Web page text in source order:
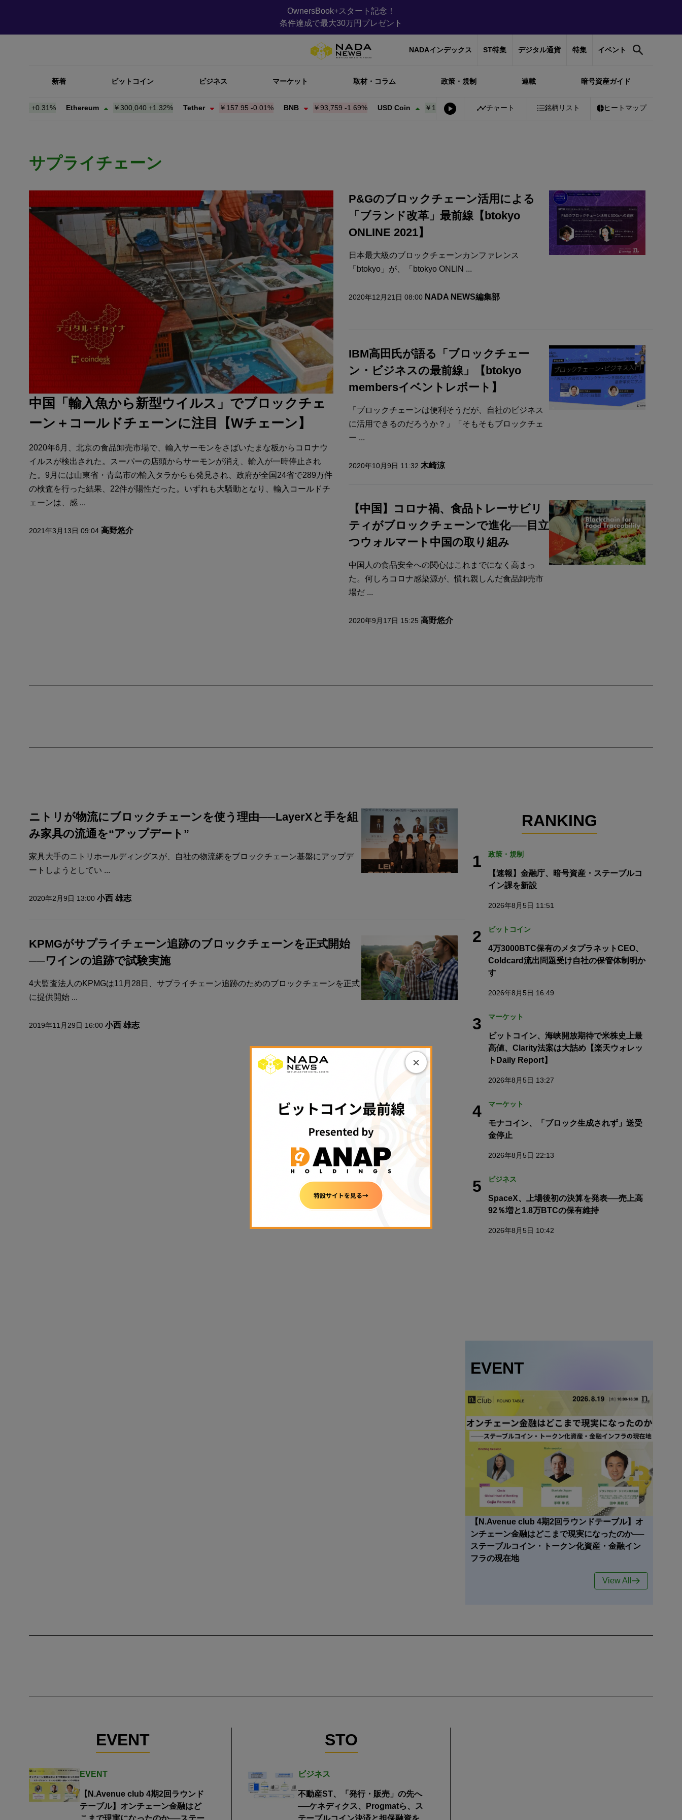
OwnersBook+スタート記念！
条件達成で最大30万円プレゼント
NADAインデックス ST特集 デジタル通貨 特集 イベント
新着 ビットコイン ビジネス マーケット 取材・コラム 政策・規制 連載 暗号資産ガイド
0.31% Ethereum ￥300,029+1.32% Tether ￥157.95-0.01% BNB ￥93,761-1.69% USD Coin ￥158.09 0.01% Bitcoin ￥10,201,250+0.31% Ethereum ￥300,029
チャート 銘柄リスト ヒートマップ
サプライチェーン
中国「輸入魚から新型ウイルス」でブロックチェ
ーン＋コールドチェーンに注目【Wチェーン】
2020年6月、北京の食品卸売市場で、輸入サーモンをさばいたまな板からコロナウ
イルスが検出された。スーパーの店頭からサーモンが消え、輸入が一時停止され
た。9月には山東省・青島市の輸入タラからも発見され、政府が全国24省で289万件
の検査を行った結果、22件が陽性だった。いずれも大騒動となり、輸入コールドチ
ェーンは、感 ...
2021年3月13日 09:04 高野悠介
P&Gのブロックチェーン活用による
「ブランド改革」最前線【btokyo
ONLINE 2021】
日本最大級のブロックチェーンカンファレンス
「btokyo」が、「btokyo ONLIN ...
2020年12月21日 08:00 NADA NEWS編集部
IBM高田氏が語る「ブロックチェー
ン・ビジネスの最前線」【btokyo
membersイベントレポート】
「ブロックチェーンは便利そうだが、自社のビジネス
に活用できるのだろうか？」「そもそもブロックチェ
ー ...
2020年10月9日 11:32 木崎涼
【中国】コロナ禍、食品トレーサビリ
ティがブロックチェーンで進化──目立
つウォルマート中国の取り組み
中国人の食品安全への関心はこれまでになく高まっ
た。何しろコロナ感染源が、慣れ親しんだ食品卸売市
場だ ...
2020年9月17日 15:25 高野悠介
ニトリが物流にブロックチェーンを使う理由──LayerXと手を組
み家具の流通を“アップデート”
家具大手のニトリホールディングスが、自社の物流網をブロックチェーン基盤にアップデ
ートしようとしてい ...
2020年2月9日 13:00 小西 雄志
KPMGがサプライチェーン追跡のブロックチェーンを正式開始
──ワインの追跡で試験実施
4大監査法人のKPMGは11月28日、サプライチェーン追跡のためのブロックチェーンを正式
に提供開始 ...
2019年11月29日 16:00 小西 雄志
RANKING
1 政策・規制
【速報】金融庁、暗号資産・ステーブルコ
イン課を新設
2026年8月5日 11:51
2 ビットコイン
4万3000BTC保有のメタプラネットCEO、
Coldcard流出問題受け自社の保管体制明か
す
2026年8月5日 16:49
3 マーケット
ビットコイン、海峡開放期待で米株史上最
高値、Clarity法案は大詰め【楽天ウォレッ
トDaily Report】
2026年8月5日 13:27
4 マーケット
モナコイン、「ブロック生成されず」送受
金停止
2026年8月5日 22:13
5 ビジネス
SpaceX、上場後初の決算を発表──売上高
92％増と1.8万BTCの保有維持
2026年8月5日 10:42
EVENT
【N.Avenue club 4期2回ラウンドテーブル】オ
ンチェーン金融はどこまで現実になったのか──
ステーブルコイン・トークン化資産・金融イン
フラの現在地
View All
EVENT
EVENT
【N.Avenue club 4期2回ラウンド
テーブル】オンチェーン金融はど
こまで現実になったのか──ステー
STO
ビジネス
不動産ST、「発行・販売」の先へ
──ケネディクス、Progmatら、ス
テーブルコイン決済と担保融資を
×